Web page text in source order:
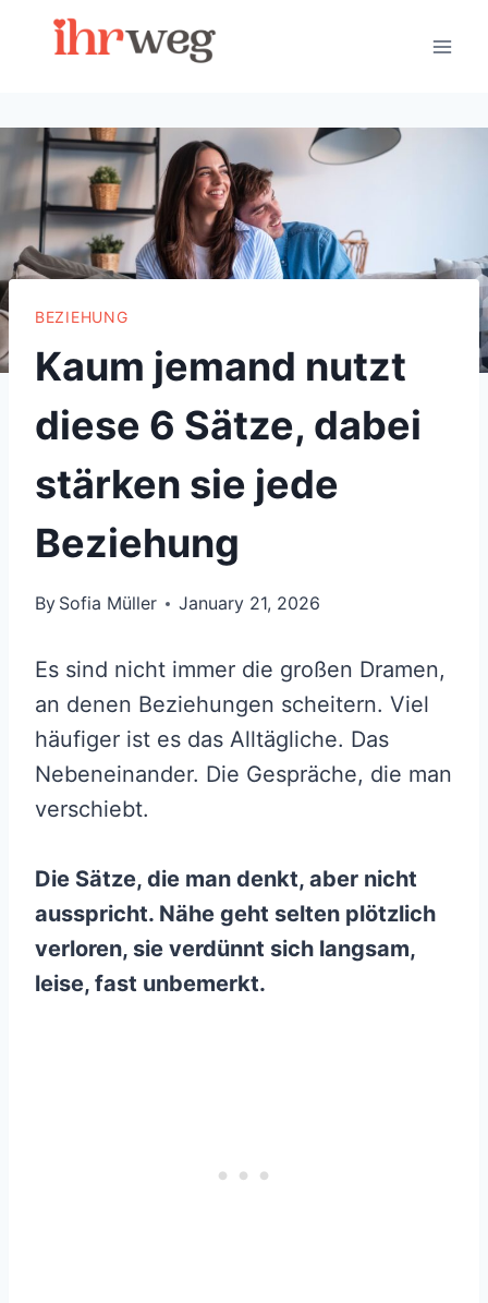
BEZIEHUNG
Kaum jemand nutzt
diese 6 Sätze, dabei
stärken sie jede
Beziehung
By Sofia Müller January 21, 2026
Es sind nicht immer die großen Dramen,
an denen Beziehungen scheitern. Viel
häufiger ist es das Alltägliche. Das
Nebeneinander. Die Gespräche, die man
verschiebt.
Die Sätze, die man denkt, aber nicht
ausspricht. Nähe geht selten plötzlich
verloren, sie verdünnt sich langsam,
leise, fast unbemerkt.